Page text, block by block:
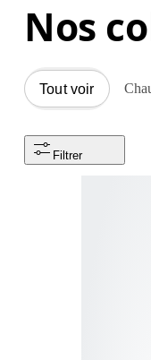
Nos
Tout voir
Filtrer